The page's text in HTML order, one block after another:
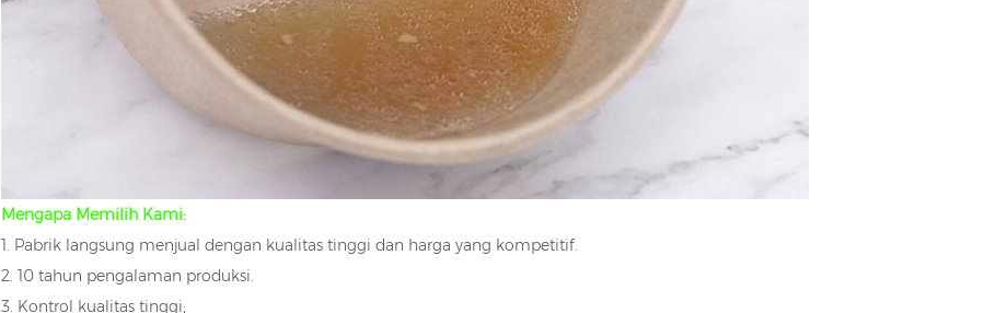
Mengapa Memilih Kami:
1. Pabrik langsung menjual dengan kualitas tinggi dan harga yang kompetitif.
2. 10 tahun pengalaman produksi.
3. Kontrol kualitas tinggi;